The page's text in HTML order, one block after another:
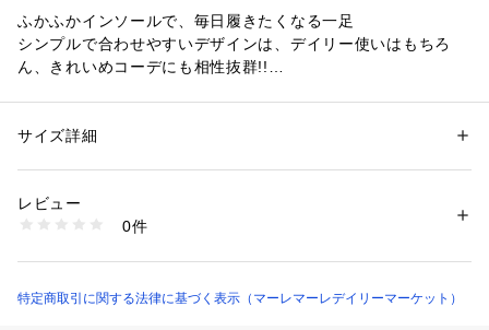
ふかふかインソールで、毎日履きたくなる一足
シンプルで合わせやすいデザインは、デイリー使いはもちろ
ん、きれいめコーデにも相性抜群!!
自分の足に合わせたフィット感で、快適にお履きいただけま
中敷きにはクッション性の高いふかふかインソールを使用し、
性別：レディース
素材：甲皮：合成皮革　底材：合成底
商品番号：
xj261624 （ショップ）
サイズ詳細
レビュー
0件
特定商取引に関する法律に基づく表示（マーレマーレデイリーマーケット）